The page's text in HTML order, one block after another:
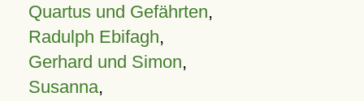
Quartus und Gefährten,
Radulph Ebifagh,
Gerhard und Simon,
Susanna,